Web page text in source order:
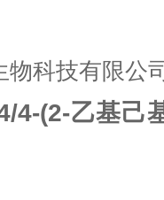
物科技有限公
4-(2-乙基己